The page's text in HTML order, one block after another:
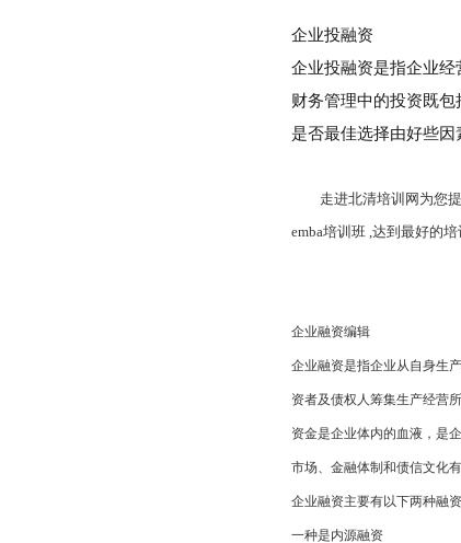
企业投融资
企业投融资是指企业经
财务管理中的投资既
是否最佳选择由好些因
走进北清培训网为您
emba培训班 ,达到最好的
企业融资编辑
企业融资是指企业从自身生
资者及债权人筹集生产经营
资金是企业体内的血液，是
市场、金融体制和债信文化
企业融资主要有以下两种融
一种是内源融资